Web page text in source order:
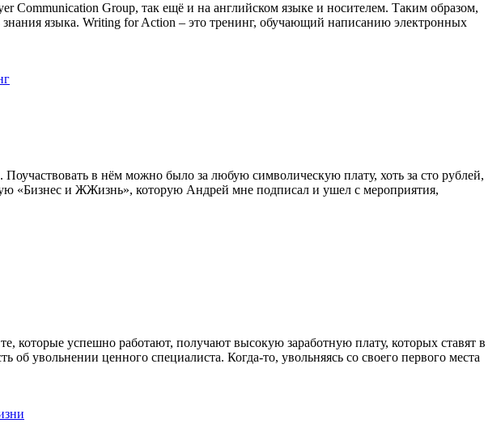
Group, так ещё и на английском языке и носителем. Таким образом,
языка. Writing for Action – это тренинг, обучающий написанию электронных
в нём можно было за любую символическую плату, хоть за сто рублей,
«Бизнес и ЖЖизнь», которую Андрей мне подписал и ушел с мероприятия,
которые успешно работают, получают высокую заработную плату, которых ставят в
увольнении ценного специалиста. Когда-то, увольняясь со своего первого места